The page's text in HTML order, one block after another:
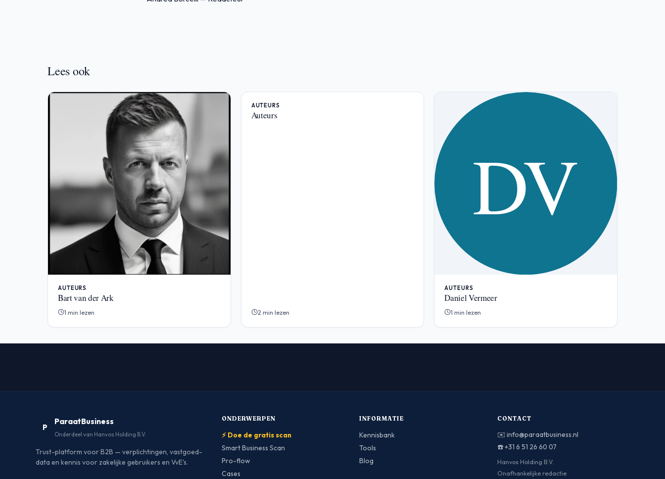
Lees ook
AUTEURS
Bart van der Ark
1 min lezen
AUTEURS
Auteurs
2 min lezen
AUTEURS
Daniel Vermeer
1 min lezen
P
ParaatBusiness
Onderdeel van Hanvos Holding B.V.
Trust-platform voor B2B — verplichtingen, vastgoed-
data en kennis voor zakelijke gebruikers en VvE's.
ONDERWERPEN
⚡ Doe de gratis scan
Smart Business Scan
Pro-flow
Cases
INFORMATIE
Kennisbank
Tools
Blog
CONTACT
✉️info@paraatbusiness.nl
☎️+31 6 51 26 60 07
Hanvos Holding B.V.
Onafhankelijke redactie